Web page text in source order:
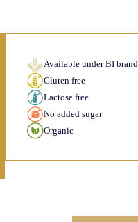
Available under BI brand
Gluten free
Lactose free
No added sugar
Organic